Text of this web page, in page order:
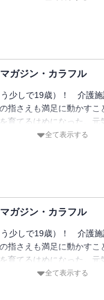
ガジン・カラフル
少しで19歳）！ 介護施
指さえも満足に動かすこ
育てるはめになった。元
全て表示する
ガジン・カラフル
少しで19歳）！ 介護施
指さえも満足に動かすこ
育てるはめになった。元
全て表示する